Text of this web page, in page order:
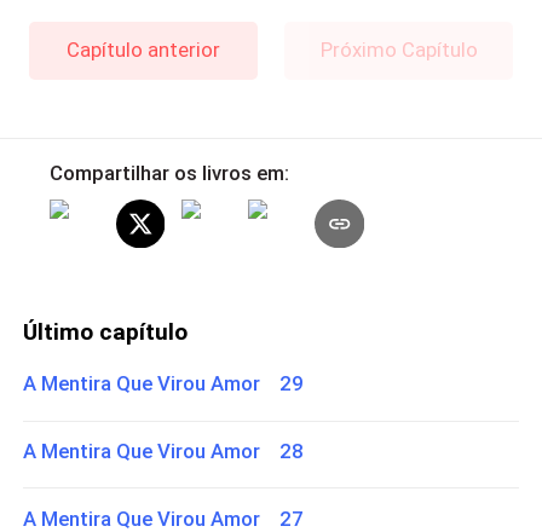
Capítulo anterior Próximo Capítulo
Compartilhar os livros em:
Último capítulo
A Mentira Que Virou Amor 29
A Mentira Que Virou Amor 28
A Mentira Que Virou Amor 27